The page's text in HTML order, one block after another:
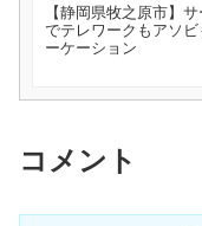
【静岡県牧之原市】
でテレワークもアソ
ーケーション
コメント